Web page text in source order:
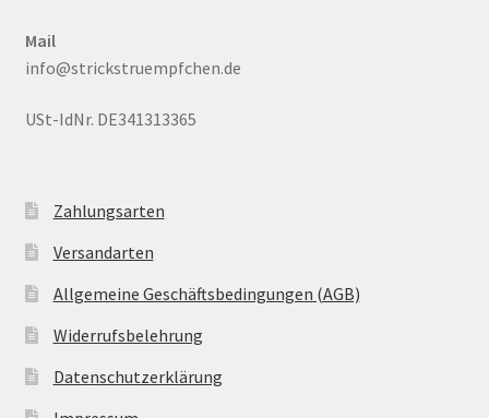
Mail
info@strickstruempfchen.de
USt-IdNr. DE341313365
Zahlungsarten
Versandarten
Allgemeine Geschäftsbedingungen (AGB)
Widerrufsbelehrung
Datenschutzerklärung